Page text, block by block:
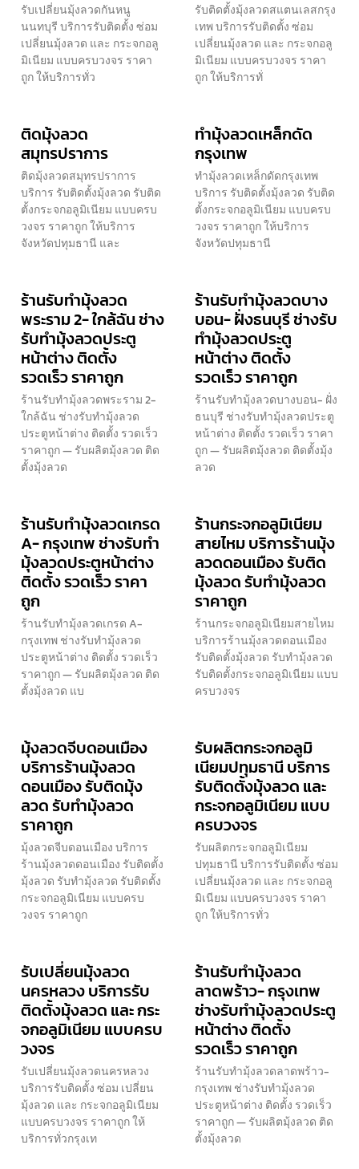
รับเปลี่ยนมุ้งลวดกันหนู
นนทบุรี บริการรับติดตั้ง ซ่อม
เปลี่ยนมุ้งลวด และ กระจกอลู
มิเนียม แบบครบวงจร ราคา
ถูก ให้บริการทั่ว
รับติดตั้งมุ้งลวดสแตนเลสกรุง
เทพ บริการรับติดตั้ง ซ่อม
เปลี่ยนมุ้งลวด และ กระจกอลู
มิเนียม แบบครบวงจร ราคา
ถูก ให้บริการทั่
ติดมุ้งลวด
สมุทรปราการ
ติดมุ้งลวดสมุทรปราการ
บริการ รับติดตั้งมุ้งลวด รับติด
ตั้งกระจกอลูมิเนียม แบบครบ
วงจร ราคาถูก ให้บริการ
จังหวัดปทุมธานี และ
ทำมุ้งลวดเหล็กดัด
กรุงเทพ
ทำมุ้งลวดเหล็กดัดกรุงเทพ
บริการ รับติดตั้งมุ้งลวด รับติด
ตั้งกระจกอลูมิเนียม แบบครบ
วงจร ราคาถูก ให้บริการ
จังหวัดปทุมธานี
ร้านรับทำมุ้งลวด
พระราม 2- ใกล้ฉัน ช่าง
รับทำมุ้งลวดประตู
หน้าต่าง ติดตั้ง
รวดเร็ว ราคาถูก
ร้านรับทำมุ้งลวดพระราม 2-
ใกล้ฉัน ช่างรับทำมุ้งลวด
ประตูหน้าต่าง ติดตั้ง รวดเร็ว
ราคาถูก — รับผลิตมุ้งลวด ติด
ตั้งมุ้งลวด
ร้านรับทำมุ้งลวดบาง
บอน- ฝั่งธนบุรี ช่างรับ
ทำมุ้งลวดประตู
หน้าต่าง ติดตั้ง
รวดเร็ว ราคาถูก
ร้านรับทำมุ้งลวดบางบอน- ฝั่ง
ธนบุรี ช่างรับทำมุ้งลวดประตู
หน้าต่าง ติดตั้ง รวดเร็ว ราคา
ถูก — รับผลิตมุ้งลวด ติดตั้งมุ้ง
ลวด
ร้านรับทำมุ้งลวดเกรด
A- กรุงเทพ ช่างรับทำ
มุ้งลวดประตูหน้าต่าง
ติดตั้ง รวดเร็ว ราคา
ถูก
ร้านรับทำมุ้งลวดเกรด A-
กรุงเทพ ช่างรับทำมุ้งลวด
ประตูหน้าต่าง ติดตั้ง รวดเร็ว
ราคาถูก — รับผลิตมุ้งลวด ติด
ตั้งมุ้งลวด แบ
ร้านกระจกอลูมิเนียม
สายไหม บริการร้านมุ้ง
ลวดดอนเมือง รับติด
มุ้งลวด รับทำมุ้งลวด
ราคาถูก
ร้านกระจกอลูมิเนียมสายไหม
บริการร้านมุ้งลวดดอนเมือง
รับติดตั้งมุ้งลวด รับทำมุ้งลวด
รับติดตั้งกระจกอลูมิเนียม แบบ
ครบวงจร
มุ้งลวดจีบดอนเมือง
บริการร้านมุ้งลวด
ดอนเมือง รับติดมุ้ง
ลวด รับทำมุ้งลวด
ราคาถูก
มุ้งลวดจีบดอนเมือง บริการ
ร้านมุ้งลวดดอนเมือง รับติดตั้ง
มุ้งลวด รับทำมุ้งลวด รับติดตั้ง
กระจกอลูมิเนียม แบบครบ
วงจร ราคาถูก
รับผลิตกระจกอลูมิ
เนียมปทุมธานี บริการ
รับติดตั้งมุ้งลวด และ
กระจกอลูมิเนียม แบบ
ครบวงจร
รับผลิตกระจกอลูมิเนียม
ปทุมธานี บริการรับติดตั้ง ซ่อม
เปลี่ยนมุ้งลวด และ กระจกอลู
มิเนียม แบบครบวงจร ราคา
ถูก ให้บริการทั่ว
รับเปลี่ยนมุ้งลวด
นครหลวง บริการรับ
ติดตั้งมุ้งลวด และ กระ
จกอลูมิเนียม แบบครบ
วงจร
รับเปลี่ยนมุ้งลวดนครหลวง
บริการรับติดตั้ง ซ่อม เปลี่ยน
มุ้งลวด และ กระจกอลูมิเนียม
แบบครบวงจร ราคาถูก ให้
บริการทั่วกรุงเท
ร้านรับทำมุ้งลวด
ลาดพร้าว- กรุงเทพ
ช่างรับทำมุ้งลวดประตู
หน้าต่าง ติดตั้ง
รวดเร็ว ราคาถูก
ร้านรับทำมุ้งลวดลาดพร้าว-
กรุงเทพ ช่างรับทำมุ้งลวด
ประตูหน้าต่าง ติดตั้ง รวดเร็ว
ราคาถูก — รับผลิตมุ้งลวด ติด
ตั้งมุ้งลวด